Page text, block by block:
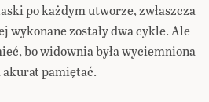
po każdym utworze, zwłaszcza
wykonane zostały dwa cykle. Ale
bo widownia była wyciemniona
akurat pamiętać.